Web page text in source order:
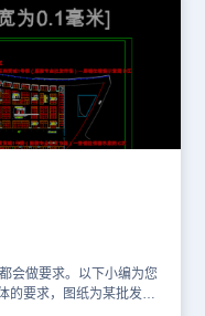
会做要求。以下小编为您
的要求，图纸为某批发市